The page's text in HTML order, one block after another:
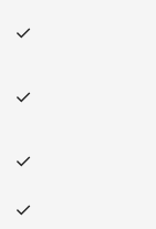
✓
✓
✓
✓